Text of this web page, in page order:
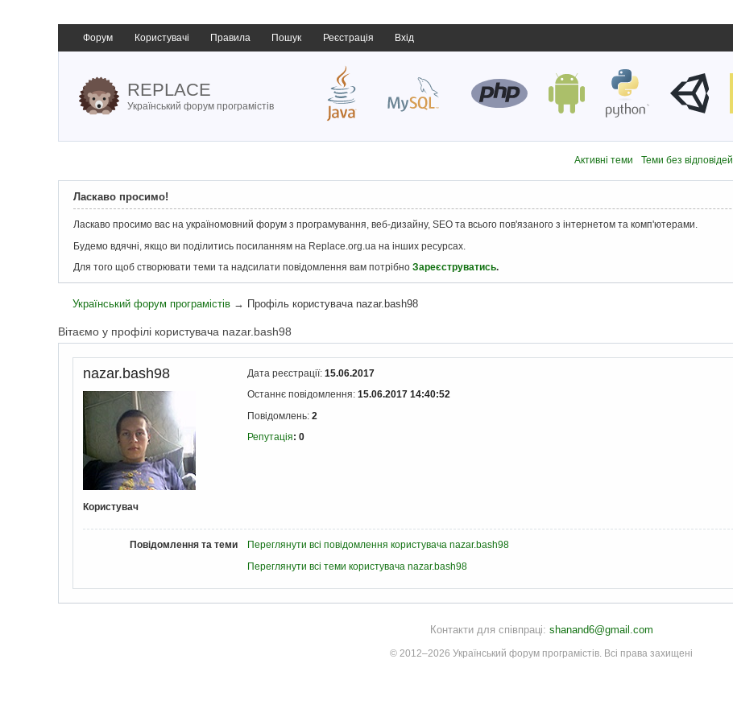
Форум Користувачі Правила Пошук Реєстрація Вхід
REPLACE
Український форум програмістів
Активні теми Теми без відповідей
Ласкаво просимо!
Ласкаво просимо вас на україномовний форум з програмування, веб-дизайну, SEO та всього пов'язаного з інтернетом та комп'ютерами.
Будемо вдячні, якщо ви поділитись посиланням на Replace.org.ua на інших ресурсах.
Для того щоб створювати теми та надсилати повідомлення вам потрібно Зареєструватись.
Український форум програмістів → Профіль користувача nazar.bash98
Вітаємо у профілі користувача nazar.bash98
nazar.bash98
Користувач
Дата реєстрації: 15.06.2017
Останнє повідомлення: 15.06.2017 14:40:52
Повідомлень: 2
Репутація: 0
Повідомлення та теми
Переглянути всі повідомлення користувача nazar.bash98
Переглянути всі теми користувача nazar.bash98
Контакти для співпраці: shanand6@gmail.com
© 2012–2026 Український форум програмістів. Всі права захищені